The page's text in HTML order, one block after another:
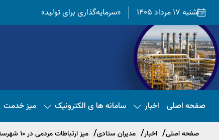
شنبه 17 مرداد 1405 «سرمایه‌گذاری برای تولید»
صفحه اصلی اخبار سامانه ها ی الکترونیک میز خدمت
صفحه اصلی اخبار مدیران ستادی میز ارتباطات مردمی در ۱۰ شهرستان استان بوشهر روز جمعه ۱۷ بهمن برگزار می‌شود